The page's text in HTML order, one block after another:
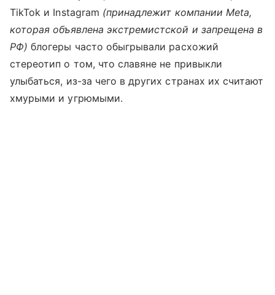
TikTok и Instagram (принадлежит компании Meta,
которая объявлена экстремистской и запрещена в
РФ) блогеры часто обыгрывали расхожий
стереотип о том, что славяне не привыкли
улыбаться, из-за чего в других странах их считают
хмурыми и угрюмыми.